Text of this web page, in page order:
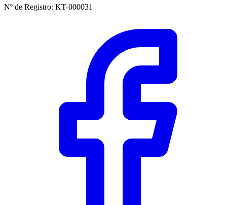
Nº de Registro: KT-000031